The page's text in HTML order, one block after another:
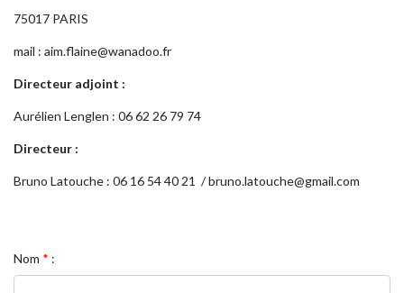
75017 PARIS
mail : aim.flaine@wanadoo.fr
Directeur adjoint :
Aurélien Lenglen : 06 62 26 79 74
Directeur :
Bruno Latouche : 06 16 54 40 21 / bruno.latouche@gmail.com
Nom * :